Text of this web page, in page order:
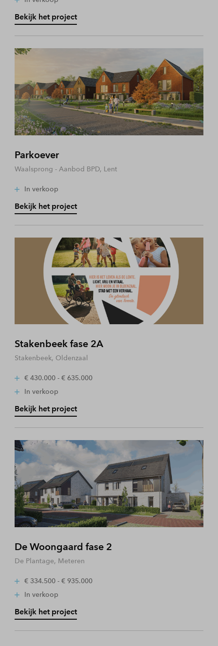
Bekijk het project
Parkoever
Waalsprong - Aanbod BPD, Lent
In verkoop
Bekijk het project
Stakenbeek fase 2A
Stakenbeek, Oldenzaal
€ 430.000 - € 635.000
In verkoop
Bekijk het project
De Woongaard fase 2
De Plantage, Meteren
€ 334.500 - € 935.000
In verkoop
Bekijk het project